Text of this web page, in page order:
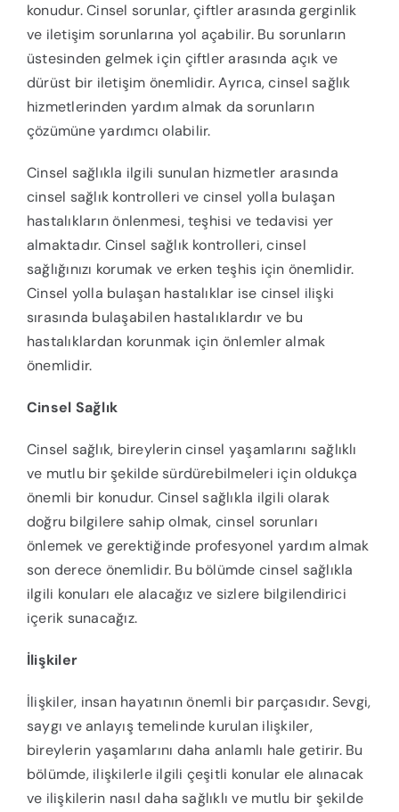
konudur. Cinsel sorunlar, çiftler arasında gerginlik
ve iletişim sorunlarına yol açabilir. Bu sorunların
üstesinden gelmek için çiftler arasında açık ve
dürüst bir iletişim önemlidir. Ayrıca, cinsel sağlık
hizmetlerinden yardım almak da sorunların
çözümüne yardımcı olabilir.
Cinsel sağlıkla ilgili sunulan hizmetler arasında
cinsel sağlık kontrolleri ve cinsel yolla bulaşan
hastalıkların önlenmesi, teşhisi ve tedavisi yer
almaktadır. Cinsel sağlık kontrolleri, cinsel
sağlığınızı korumak ve erken teşhis için önemlidir.
Cinsel yolla bulaşan hastalıklar ise cinsel ilişki
sırasında bulaşabilen hastalıklardır ve bu
hastalıklardan korunmak için önlemler almak
önemlidir.
Cinsel Sağlık
Cinsel sağlık, bireylerin cinsel yaşamlarını sağlıklı
ve mutlu bir şekilde sürdürebilmeleri için oldukça
önemli bir konudur. Cinsel sağlıkla ilgili olarak
doğru bilgilere sahip olmak, cinsel sorunları
önlemek ve gerektiğinde profesyonel yardım almak
son derece önemlidir. Bu bölümde cinsel sağlıkla
ilgili konuları ele alacağız ve sizlere bilgilendirici
içerik sunacağız.
İlişkiler
İlişkiler, insan hayatının önemli bir parçasıdır. Sevgi,
saygı ve anlayış temelinde kurulan ilişkiler,
bireylerin yaşamlarını daha anlamlı hale getirir. Bu
bölümde, ilişkilerle ilgili çeşitli konular ele alınacak
ve ilişkilerin nasıl daha sağlıklı ve mutlu bir şekilde